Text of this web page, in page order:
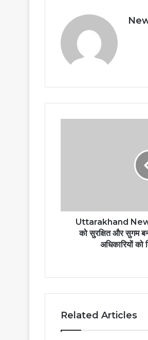
Uttarakhand
को सुरक्षित और सुगम
अधिकारियों को
Related Articles